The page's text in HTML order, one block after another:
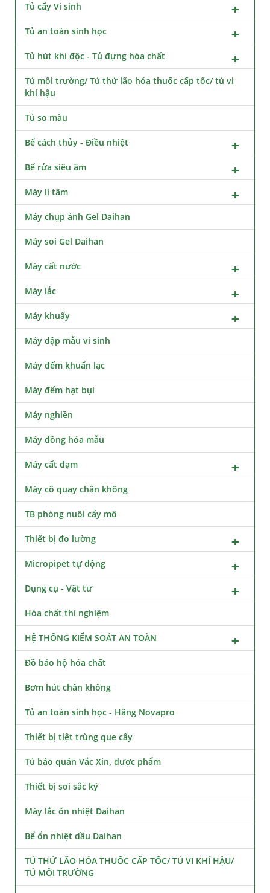
Tủ cấy Vi sinh
Tủ an toàn sinh học
Tủ hút khí độc - Tủ đựng hóa chất
Tủ môi trường/ Tủ thử lão hóa thuốc cấp tốc/ tủ vi
khí hậu
Tủ so màu
Bể cách thủy - Điều nhiệt
Bể rửa siêu âm
Máy li tâm
Máy chụp ảnh Gel Daihan
Máy soi Gel Daihan
Máy cất nước
Máy lắc
Máy khuấy
Máy dập mẫu vi sinh
Máy đếm khuẩn lạc
Máy đếm hạt bụi
Máy nghiền
Máy đồng hóa mẫu
Máy cất đạm
Máy cô quay chân không
TB phòng nuôi cấy mô
Thiết bị đo lường
Micropipet tự động
Dụng cụ - Vật tư
Hóa chất thí nghiệm
HỆ THỐNG KIỂM SOÁT AN TOÀN
Đồ bảo hộ hóa chất
Bơm hút chân không
Tủ an toàn sinh học - Hãng Novapro
Thiết bị tiệt trùng que cấy
Tủ bảo quản Vắc Xin, dược phẩm
Thiết bị soi sắc ký
Máy lắc ổn nhiệt Daihan
Bể ổn nhiệt dầu Daihan
TỦ THỬ LÃO HÓA THUỐC CẤP TỐC/ TỦ VI KHÍ HẬU/
TỦ MÔI TRƯỜNG